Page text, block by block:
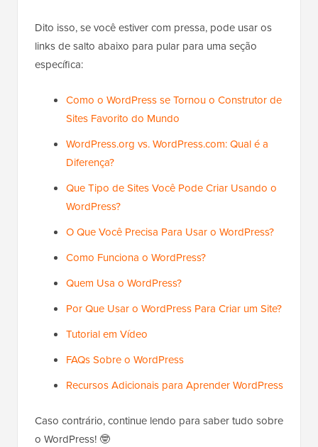
Dito isso, se você estiver com pressa, pode usar os
links de salto abaixo para pular para uma seção
específica:
Como o WordPress se Tornou o Construtor de
Sites Favorito do Mundo
WordPress.org vs. WordPress.com: Qual é a
Diferença?
Que Tipo de Sites Você Pode Criar Usando o
WordPress?
O Que Você Precisa Para Usar o WordPress?
Como Funciona o WordPress?
Quem Usa o WordPress?
Por Que Usar o WordPress Para Criar um Site?
Tutorial em Vídeo
FAQs Sobre o WordPress
Recursos Adicionais para Aprender WordPress
Caso contrário, continue lendo para saber tudo sobre
o WordPress! 🤓